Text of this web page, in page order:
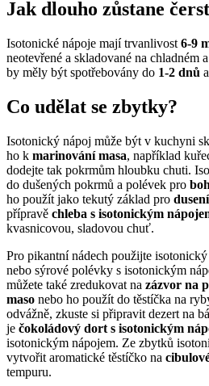
Jak dlouho zůstane
Isotonické nápoje mají trvanlivost 6-9
neotevřené a skladované na chladném
by měly být spotřebovány do 1-2 dnů
Co udělat se zbytky?
Isotonický nápoj může být v kuchyni
ho k marinování masa, například
dodejte tak pokrmům hloubku chuti.
do dušených pokrmů a polévek pro
ho použít jako tekutý základ pro
přípravě chleba s isotonickým
kvasnicovou, sladovou chuť.
Pro pikantní nádech použijte
nebo sýrové polévky s isotonickým
můžete také zredukovat na zázvor na
maso nebo ho použít do těstíčka na
odvážně, zkuste si připravit dezert na
je čokoládový dort s isotonickým
isotonickým nápojem. Ze zbytků
vytvořit aromatické těstíčko na
tempuru.